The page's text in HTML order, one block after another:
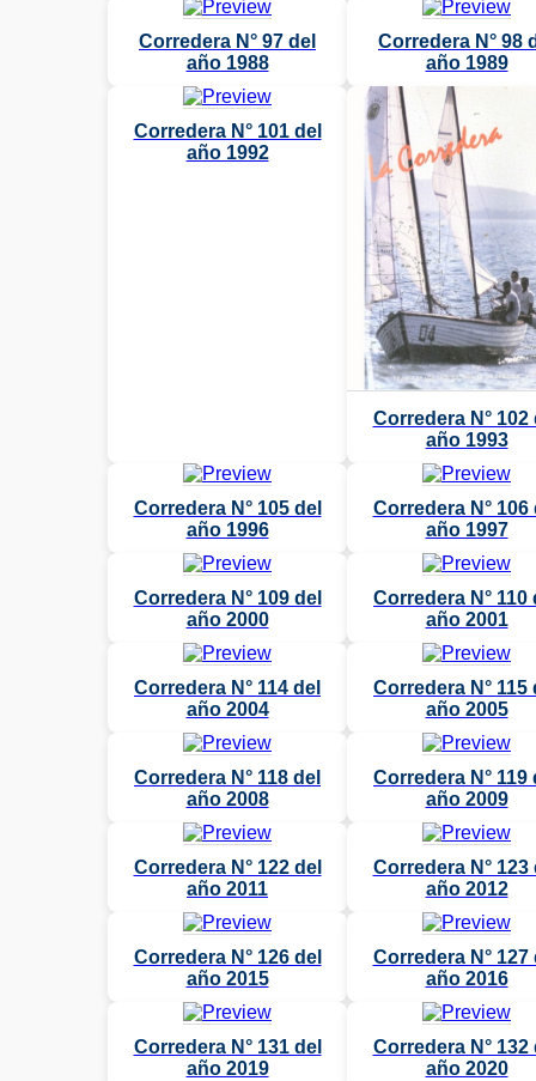
Corredera N° 97 del
año 1988
Corredera N° 98
año 1989
Corredera N° 101 del
año 1992
Corredera N° 102
año 1993
Corredera N° 105 del
año 1996
Corredera N° 106
año 1997
Corredera N° 109 del
año 2000
Corredera N° 110
año 2001
Corredera N° 114 del
año 2004
Corredera N° 115
año 2005
Corredera N° 118 del
año 2008
Corredera N° 119
año 2009
Corredera N° 122 del
año 2011
Corredera N° 123
año 2012
Corredera N° 126 del
año 2015
Corredera N° 127
año 2016
Corredera N° 131 del
año 2019
Corredera N° 132
año 2020